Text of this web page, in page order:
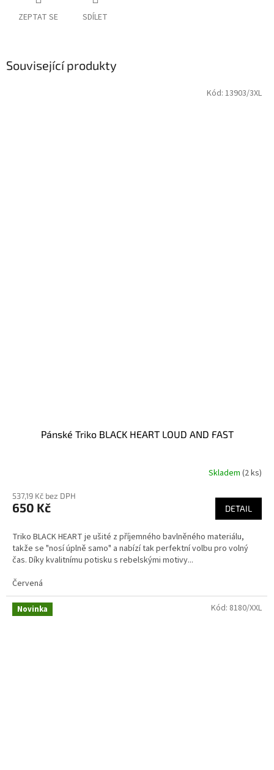
ZEPTAT SE SDÍLET
Související produkty
Pánské Triko BLACK HEART LOUD AND FAST
Skladem (2 ks)
537,19 Kč bez DPH
650 Kč DETAIL
Triko BLACK HEART je ušité z příjemného bavlněného materiálu,
takže se "nosí úplně samo" a nabízí tak perfektní volbu pro volný
čas. Díky kvalitnímu potisku s rebelskými motivy...
Červená
Kód: 13903/3XL
Novinka Kód: 8180/XXL